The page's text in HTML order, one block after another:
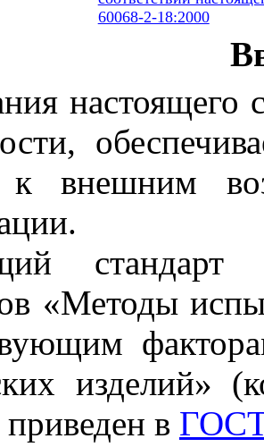
60068-2-18:2000
настоящего
к внешним
стандарт
«Методы
изделий»
приведен в